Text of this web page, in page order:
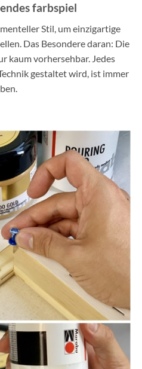
farbspiel
Stil, um einzigartige
Das Besondere daran: Die
kaum vorhersehbar. Jedes
gestaltet wird, ist immer